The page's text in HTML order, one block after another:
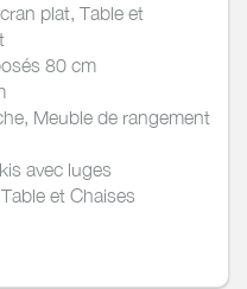
plat, Table et
80 cm
Meuble de rangement
avec luges
et Chaises